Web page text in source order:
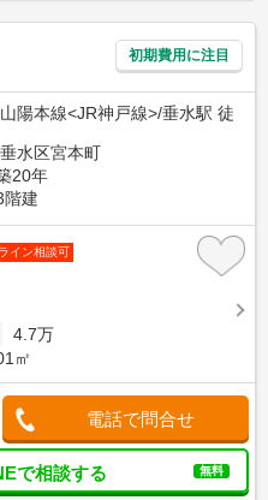
初期費用に注目
陽本線<JR神戸線>/垂水駅 徒
水区宮本町
20年
階建
イン相談可
4.7万
㎡
電話で問合せ
で相談する 無料